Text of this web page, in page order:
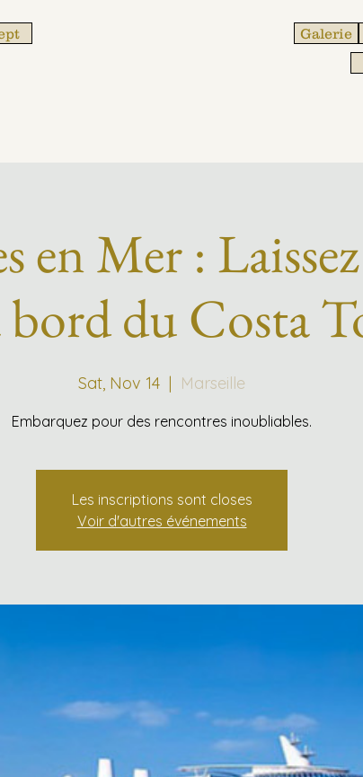
Galerie
en Mer :
bord du Costa
Sat, Nov 14
  |
Marseille
Embarquez pour des rencontres inoubliables.
Les inscriptions sont closes
Voir d'autres événements